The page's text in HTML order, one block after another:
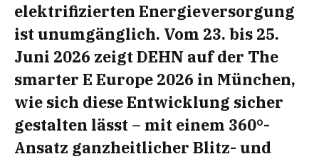
elektrifizierten Energieversorgung
ist unumgänglich. Vom 23. bis 25.
Juni 2026 zeigt DEHN auf der The
smarter E Europe 2026 in München,
wie sich diese Entwicklung sicher
gestalten lässt – mit einem 360°-
Ansatz ganzheitlicher Blitz- und